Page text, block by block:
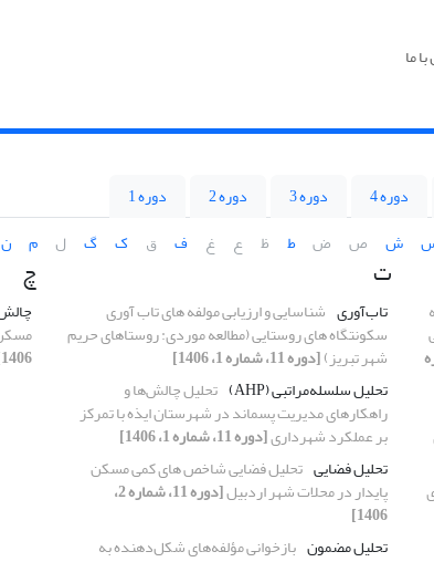
ما
دوره 4 دوره 3 دوره 2
دوره 1
ش ص ض ط ظ ع غ ف ق ک گ ل م ن
ت
تاب‌آوری شناسایی و ارزیابی مولفه های تاب آوری
سکونتگاه های روستایی (مطالعه موردی: روستاهای حریم
شهر تبریز)[دوره 11، شماره 1، 1406]
تحلیل سلسله‌مراتبی (AHP)
تحلیل چالش‌ها و
راهکارهای مدیریت پسماند در شهرستان ایذه با تمرکز
بر عملکرد شهرداری[دوره 11، شماره 1، 1406]
تحلیل فضایی تحلیل فضایی شاخص های کمی مسکن
پایدار در محلات شهر اردبیل [دوره 11، شماره 2،
1406]
تحلیل مضمون بازخوانی مؤلفه‌های شکل‌دهنده به
چ
1406]